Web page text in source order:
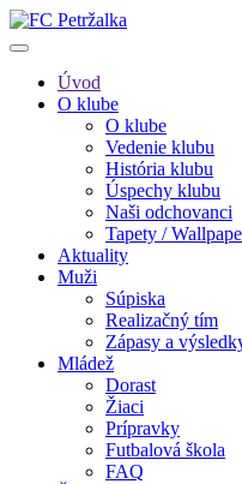
Úvod
O klube
O klube
Vedenie klubu
História klubu
Úspechy klubu
Naši odchovanci
Tapety /
Aktuality
Muži
Súpiska
Realizačný tím
Zápasy a
Mládež
Dorast
Žiaci
Prípravky
Futbalová škola
FAQ